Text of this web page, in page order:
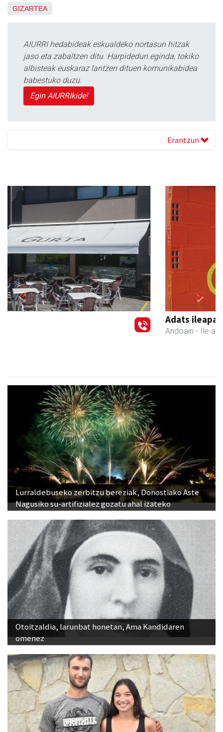
GIZARTEA
AIURRI hedabideak eskualdeko nortasun hitzak
jaso eta zabaltzen ditu. Harpidedun eginda, tokiko
albisteak euskaraz lantzen dituen komunikabidea
babestuko duzu.
Egin AIURRIkide!
Erantzun
Adats ileapaindegi eta estetika
Previous Next
Lurraldebuseko zerbitzu bereziak, Donostiako Aste
Nagusiko su-artifizialez gozatu ahal izateko
Otoitzaldia, larunbat honetan, Ama Kandidaren
omenez